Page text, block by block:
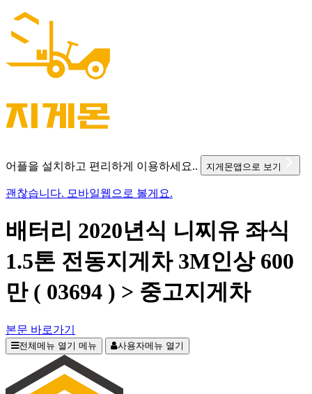
어플을 설치하고 편리하게 이용하세요.. 지게몬앱으로 보기
괜찮습니다. 모바일웹으로 볼게요.
배터리 2020년식 니찌유 좌식
1.5톤 전동지게차 3M인상 600
만 ( 03694 ) > 중고지게차
본문 바로가기
전체메뉴 열기 메뉴 사용자메뉴 열기